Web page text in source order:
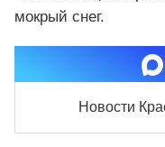
мокрый снег.
Новости